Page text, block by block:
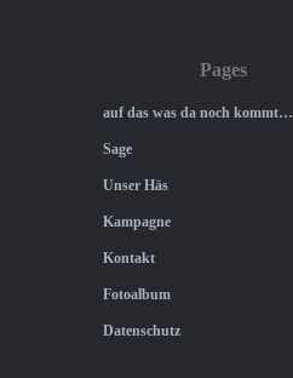
Pages
auf das was da noch kommt…
Sage
Unser Häs
Kampagne
Kontakt
Fotoalbum
Datenschutz